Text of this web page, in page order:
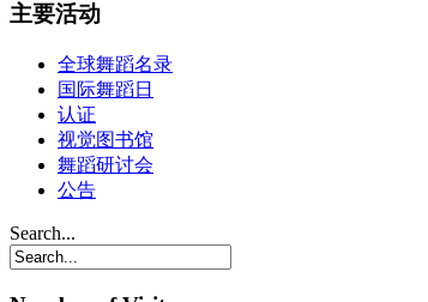
主要活动
全球舞蹈名录
国际舞蹈日
认证
视觉图书馆
舞蹈研讨会
公告
Search...